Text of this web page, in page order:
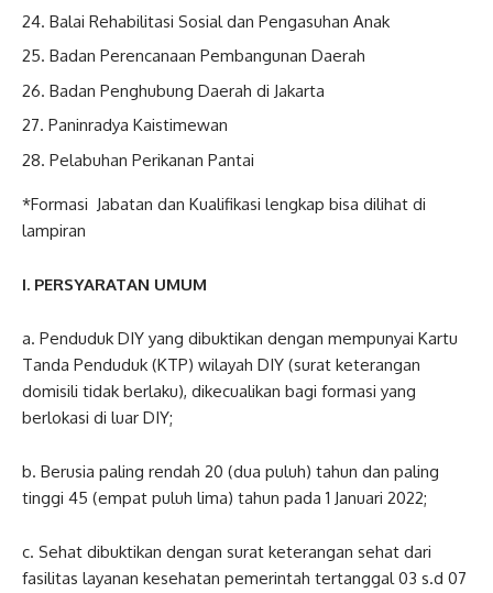
Balai Rehabilitasi Sosial dan Pengasuhan Anak
Badan Perencanaan Pembangunan Daerah
Badan Penghubung Daerah di Jakarta
Paninradya Kaistimewan
Pelabuhan Perikanan Pantai
*Formasi Jabatan dan Kualifikasi lengkap bisa dilihat di
lampiran
I. PERSYARATAN UMUM
a. Penduduk DIY yang dibuktikan dengan mempunyai Kartu
Tanda Penduduk (KTP) wilayah DIY (surat keterangan
domisili tidak berlaku), dikecualikan bagi formasi yang
berlokasi di luar DIY;
b. Berusia paling rendah 20 (dua puluh) tahun dan paling
tinggi 45 (empat puluh lima) tahun pada 1 Januari 2022;
c. Sehat dibuktikan dengan surat keterangan sehat dari
fasilitas layanan kesehatan pemerintah tertanggal 03 s.d 07